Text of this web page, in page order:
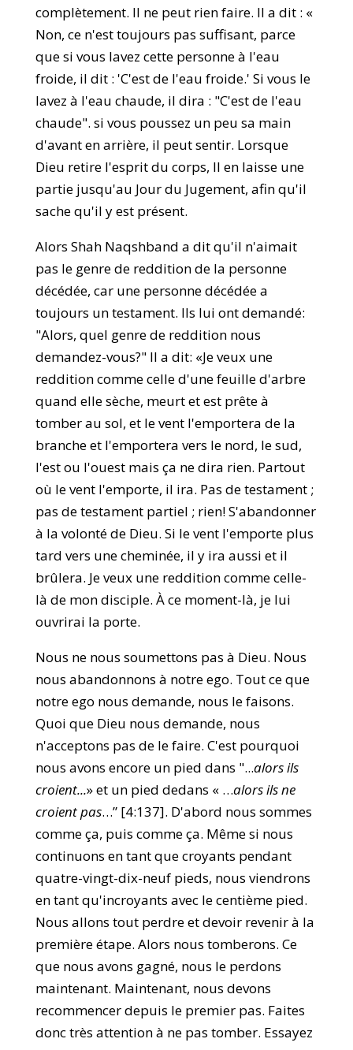
complètement. Il ne peut rien faire. Il a dit : «
Non, ce n'est toujours pas suffisant, parce
que si vous lavez cette personne à l'eau
froide, il dit : 'C'est de l'eau froide.' Si vous le
lavez à l'eau chaude, il dira : "C'est de l'eau
chaude". si vous poussez un peu sa main
d'avant en arrière, il peut sentir. Lorsque
Dieu retire l'esprit du corps, Il en laisse une
partie jusqu'au Jour du Jugement, afin qu'il
sache qu'il y est présent.
Alors Shah Naqshband a dit qu'il n'aimait
pas le genre de reddition de la personne
décédée, car une personne décédée a
toujours un testament. Ils lui ont demandé:
"Alors, quel genre de reddition nous
demandez-vous?" Il a dit: «Je veux une
reddition comme celle d'une feuille d'arbre
quand elle sèche, meurt et est prête à
tomber au sol, et le vent l'emportera de la
branche et l'emportera vers le nord, le sud,
l'est ou l'ouest mais ça ne dira rien. Partout
où le vent l'emporte, il ira. Pas de testament ;
pas de testament partiel ; rien! S'abandonner
à la volonté de Dieu. Si le vent l'emporte plus
tard vers une cheminée, il y ira aussi et il
brûlera. Je veux une reddition comme celle-
là de mon disciple. À ce moment-là, je lui
ouvrirai la porte.
Nous ne nous soumettons pas à Dieu. Nous
nous abandonnons à notre ego. Tout ce que
notre ego nous demande, nous le faisons.
Quoi que Dieu nous demande, nous
n'acceptons pas de le faire. C'est pourquoi
nous avons encore un pied dans "...alors ils
croient...» et un pied dedans « …alors ils ne
croient pas…” [4:137]. D'abord nous sommes
comme ça, puis comme ça. Même si nous
continuons en tant que croyants pendant
quatre-vingt-dix-neuf pieds, nous viendrons
en tant qu'incroyants avec le centième pied.
Nous allons tout perdre et devoir revenir à la
première étape. Alors nous tomberons. Ce
que nous avons gagné, nous le perdons
maintenant. Maintenant, nous devons
recommencer depuis le premier pas. Faites
donc très attention à ne pas tomber. Essayez